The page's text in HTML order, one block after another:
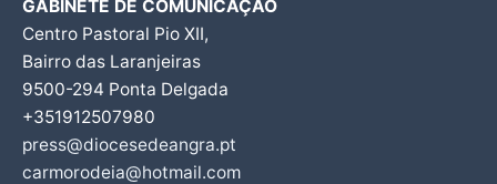
GABINETE DE COMUNICAÇÃO
Centro Pastoral Pio XII,
Bairro das Laranjeiras
9500-294 Ponta Delgada
+351912507980
press@diocesedeangra.pt
carmorodeia@hotmail.com